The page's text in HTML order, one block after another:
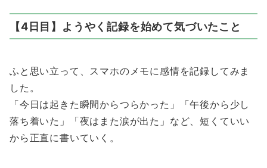
【4日目】ようやく記録を始めて気づいたこと
ふと思い立って、スマホのメモに感情を記録してみま
した。
「今日は起きた瞬間からつらかった」「午後から少し
落ち着いた」「夜はまた涙が出た」など、短くていい
から正直に書いていく。